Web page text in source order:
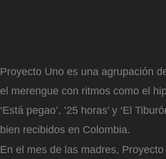
Proyecto Uno es una agrupación
el merengue con ritmos como el
‘Está pegao’, ’25 horas’ y ‘El
bien recibidos en Colombia.
En el mes de las madres,